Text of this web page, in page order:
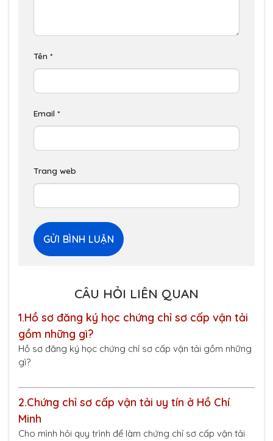
Tên *
Email *
Trang web
CÂU HỎI LIÊN QUAN
1.Hồ sơ đăng ký học chứng chỉ sơ cấp vận tải
gồm những gì?
Hồ sơ đăng ký học chứng chỉ sơ cấp vận tải gồm những
gì?
2.Chứng chỉ sơ cấp vận tải uy tín ở Hồ Chí
Minh
Cho mình hỏi quy trình để làm chứng chỉ sơ cấp vận tải